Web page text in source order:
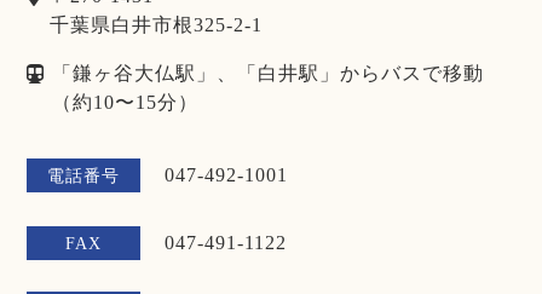
千葉県白井市根325-2-1
「鎌ヶ谷大仏駅」、「白井駅」からバスで移動
（約10〜15分）
電話番号 047-492-1001
FAX 047-491-1122